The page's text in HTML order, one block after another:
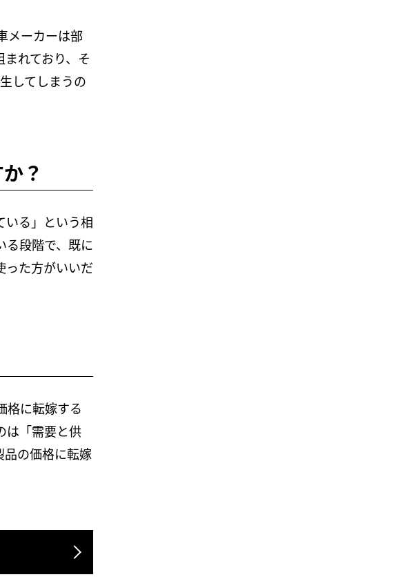
メーカーは部
れており、そ
してしまうの
？
いる」という相
る段階で、既に
った方がいいだ
格に転嫁する
は「需要と供
品の価格に転嫁